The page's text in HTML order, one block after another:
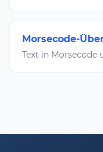
Morsecode-
Text in Morsecode